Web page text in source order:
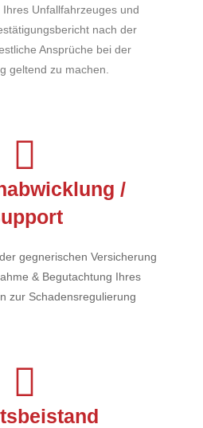
Unfallfahrzeuges und
nach der
Ansprüche bei der
geltend zu machen.
/
gegnerischen Versicherung
& Begutachtung Ihres
zur Schadensregulierung